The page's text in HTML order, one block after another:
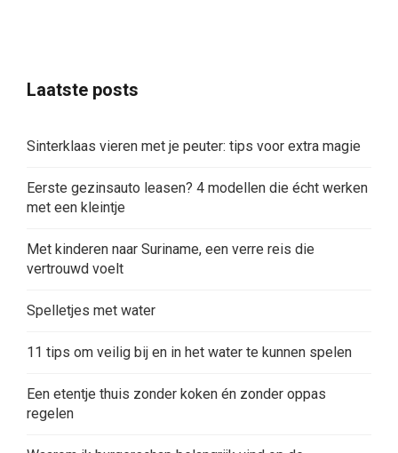
Laatste posts
Sinterklaas vieren met je peuter: tips voor extra magie
Eerste gezinsauto leasen? 4 modellen die écht werken
met een kleintje
Met kinderen naar Suriname, een verre reis die
vertrouwd voelt
Spelletjes met water
11 tips om veilig bij en in het water te kunnen spelen
Een etentje thuis zonder koken én zonder oppas
regelen